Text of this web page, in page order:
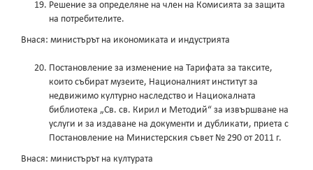
Решение за определяне на член на Комисията за защита
на потребителите.
Внася: министърът на икономиката и индустрията
Постановление за изменение на Тарифата за таксите,
които събират музеите, Националният институт за
недвижимо културно наследство и Нациокалната
библиотека „Св. св. Кирил и Методий“ за извършване на
услуги и за издаване на документи и дубликати, приета с
Постановление на Министерския съвет № 290 от 2011 г.
Внася: министърът на културата